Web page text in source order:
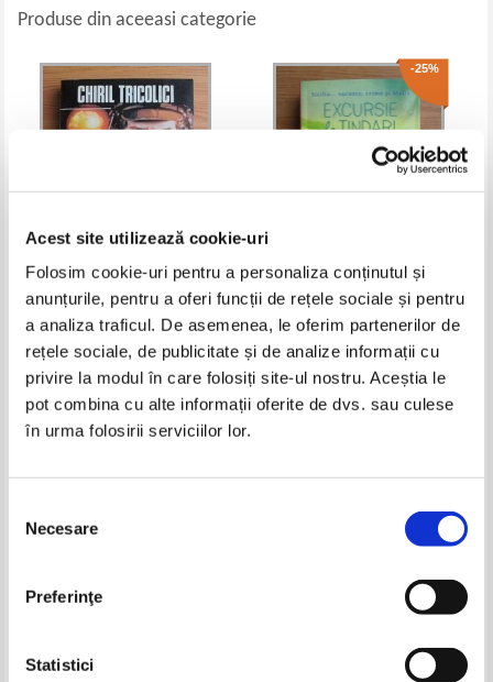
Acest site utilizează cookie-uri
Folosim cookie-uri pentru a personaliza conținutul și
anunțurile, pentru a oferi funcții de rețele sociale și pentru
a analiza traficul. De asemenea, le oferim partenerilor de
rețele sociale, de publicitate și de analize informații cu
privire la modul în care folosiți site-ul nostru. Aceștia le
pot combina cu alte informații oferite de dvs. sau culese
în urma folosirii serviciilor lor.
consimțământului
Necesare
Preferinţe
Statistici
Produse din aceeasi categorie
Chiril Tricolici - Nebunul din
Brent
Pret:10,00 Lei
Adaugă în coș
-25%
Andrea Camilleri - Excursie la
Tindari
Pret:11,00Lei 8,25 Lei
Adaugă în coș
-30%
David Wishart - Ovidiu
Theodore Roszak - Sfarsitul